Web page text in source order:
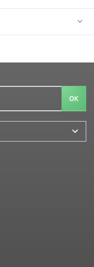
ОК